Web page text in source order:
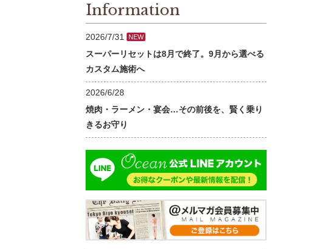
Information
2026/7/31 NEW
スーパーリセットは8月で終了。9月から選べる
カスタム施術へ
2026/6/28
焼肉・ラーメン・宴会…その前後を、賢く乗り
きるお守り